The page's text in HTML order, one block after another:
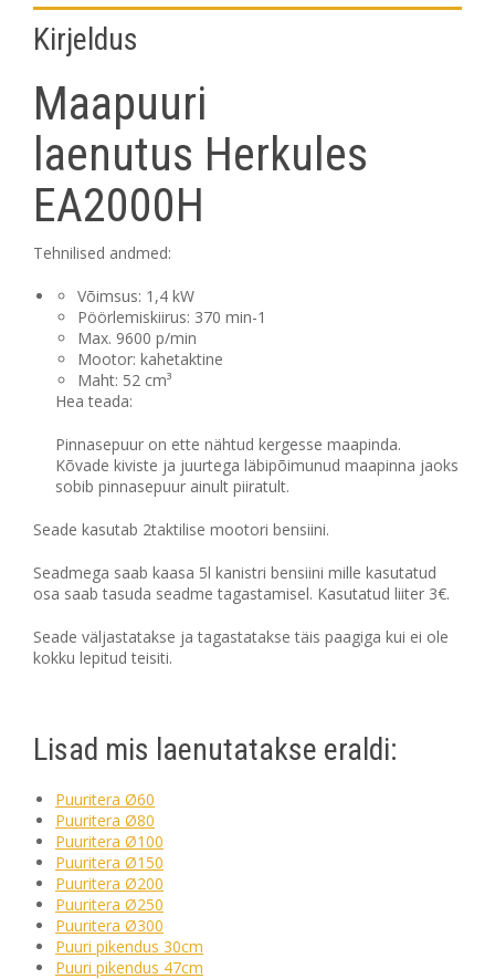
Täna
Kirjeldus
Maapuuri
laenutus Herkules
EA2000H
Tehnilised andmed:
Võimsus: 1,4 kW
Pöörlemiskiirus: 370 min-1
Max. 9600 p/min
Mootor: kahetaktine
Maht: 52 cm³
Hea teada:
Pinnasepuur on ette nähtud kergesse maapinda.
Kõvade kiviste ja juurtega läbipõimunud maapinna jaoks
sobib pinnasepuur ainult piiratult.
Seade kasutab 2taktilise mootori bensiini.
Seadmega saab kaasa 5l kanistri bensiini mille kasutatud
osa saab tasuda seadme tagastamisel. Kasutatud liiter 3€.
Seade väljastatakse ja tagastatakse täis paagiga kui ei ole
kokku lepitud teisiti.
Lisad mis laenutatakse eraldi:
Puuritera Ø60
Puuritera Ø80
Puuritera Ø100
Puuritera Ø150
Puuritera Ø200
Puuritera Ø250
Puuritera Ø300
Puuri pikendus 30cm
Puuri pikendus 47cm